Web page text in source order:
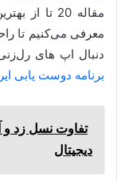
مقاله 20
معرفی می‌کنیم تا
دنبال اپ های
برنامه دوست یابی
تفاوت نسل زد و
دیجیتال